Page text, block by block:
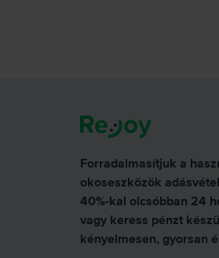
Forradalmasítjuk a
okoseszközök
40%-kal olcsóbban 24
vagy keress pénzt
kényelmesen, gyorsan